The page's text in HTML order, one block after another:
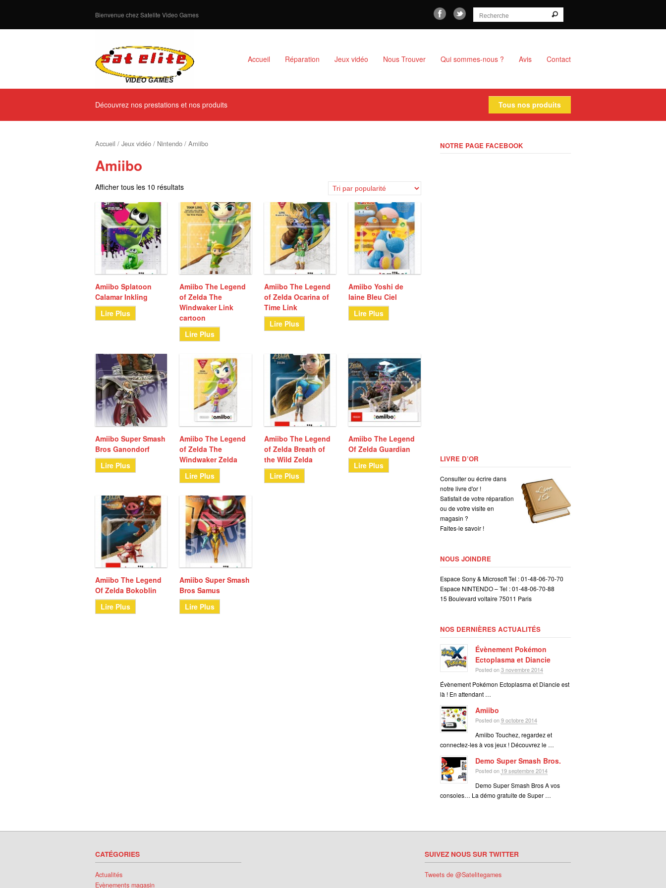
Bienvenue chez Satelite Video Games
Accueil Réparation Jeux vidéo Nous Trouver Qui sommes-nous ? Avis Contact
Découvrez nos prestations et nos produits Tous nos produits
Accueil / Jeux vidéo / Nintendo / Amiibo
Amiibo
Afficher tous les 10 résultats
Amiibo Splatoon
Calamar Inkling
Lire Plus
Amiibo The Legend
of Zelda The
Windwaker Link
cartoon
Lire Plus
Amiibo The Legend
of Zelda Ocarina of
Time Link
Lire Plus
Amiibo Yoshi de
laine Bleu Ciel
Lire Plus
Amiibo Super Smash
Bros Ganondorf
Lire Plus
Amiibo The Legend
of Zelda The
Windwaker Zelda
Lire Plus
Amiibo The Legend
of Zelda Breath of
the Wild Zelda
Lire Plus
Amiibo The Legend
Of Zelda Guardian
Lire Plus
Amiibo The Legend
Of Zelda Bokoblin
Lire Plus
Amiibo Super Smash
Bros Samus
Lire Plus
NOTRE PAGE FACEBOOK
LIVRE D’OR
Consulter ou écrire dans
notre livre d'or !
Satisfait de votre réparation
ou de votre visite en
magasin ?
Faites-le savoir !
NOUS JOINDRE
Espace Sony & Microsoft Tel : 01-48-06-70-70
Espace NINTENDO – Tel : 01-48-06-70-88
15 Boulevard voltaire 75011 Paris
NOS DERNIÈRES ACTUALITÉS
Évènement Pokémon
Ectoplasma et Diancie
Posted on3 novembre 2014
Évènement Pokémon Ectoplasma et Diancie est
là ! En attendant …
Amiibo
Posted on9 octobre 2014
Amiibo Touchez, regardez et
connectez-les à vos jeux ! Découvrez le …
Demo Super Smash Bros.
Posted on 19 septembre 2014
Demo Super Smash Bros A vos
consoles… La démo gratuite de Super …
CATÉGORIES
Actualités
Evènements magasin
SUIVEZ NOUS SUR TWITTER
Tweets de @Satelitegames